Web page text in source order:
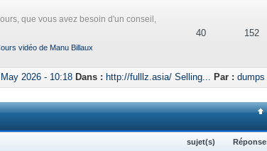
que vous avez besoin d'un conseil,
vidéo de Manu Billaux
40 152
2026 - 10:18 Dans : http://fulllz.asia/ Selling... Par : dumps
sujet(s)